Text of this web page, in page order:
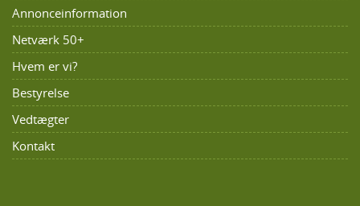
Annonceinformation
Netværk 50+
Hvem er vi?
Bestyrelse
Vedtægter
Kontakt